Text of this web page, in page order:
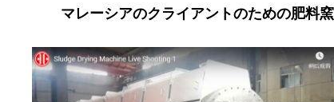
マレーシアのクライアントのための肥料窯